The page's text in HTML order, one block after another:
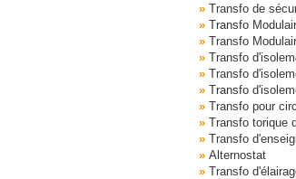
Transfo de
Transfo
Transfo
Transfo
Transfo
Transfo
Transfo pour
Transfo torique
Transfo
Alternostat
Transfo